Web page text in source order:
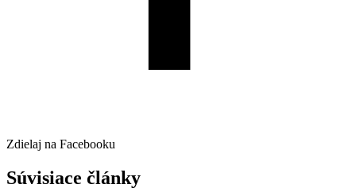
Zdielaj na Facebooku
Súvisiace články